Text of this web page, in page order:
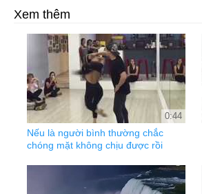
Xem thêm
0:44
Nếu là người bình thường chắc
chóng mặt không chịu được rồi